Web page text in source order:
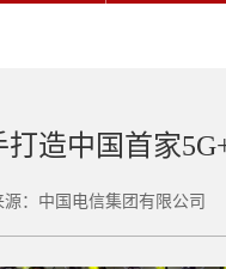
造中国首家
源：中国电信集团有限公司